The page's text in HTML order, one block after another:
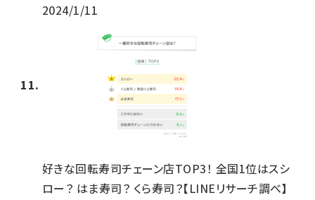
2024/1/11
好きな回転寿司チェーン店TOP3！ 全国1位はスシ
ロー？ はま寿司？ くら寿司？【LINEリサーチ調べ】